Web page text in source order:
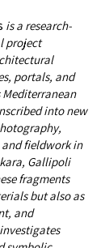
is a research-
project
portals, and
into new
fieldwork in
Gallipoli
fragments
but also as
and